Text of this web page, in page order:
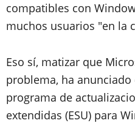
compatibles con
muchos usuarios "en la
Eso sí, matizar que
problema, ha
programa de
extendidas (ESU) para